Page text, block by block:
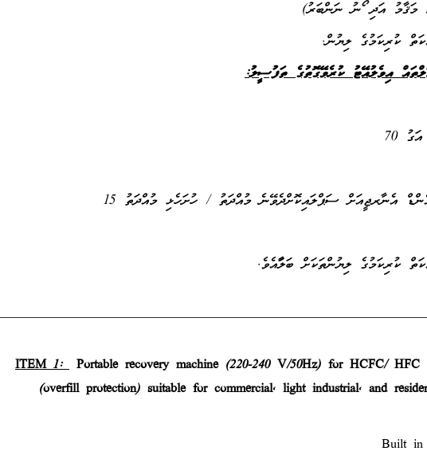
މަޤާމު އަދި ފޯނު ނަންބަރު)
ކުރިކަމުގެ ލިޔުން.
އިވެލުއޭޓު ކުރެވޭގޮތުގެ ތަފުސީލު:
70
އެނާރޖީއަށް ސަޕްލައިކޮށްދެވޭނެ މުއްދަތު / ހުށަހެޅި މުއްދަތު 15
ކުރިކަމުގެ ލިޔުންތަކަށް ބަލާފައެވެ.
ITEM 1: Portable recovery machine (220-240 V/50Hz) for HCFC/ HFC
(overfill protection) suitable for commercial, light industrial, and
Built in